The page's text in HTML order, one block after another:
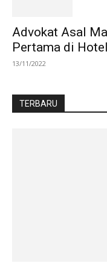
Advokat Asal
Pertama di
13/11/2022
TERBARU